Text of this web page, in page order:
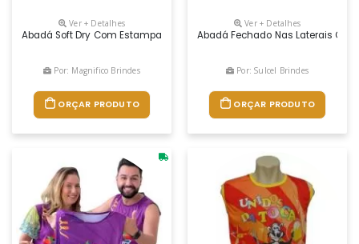
Ver + Detalhes
Abadá Soft Dry Com Estampa Sublimada Impressão Full Em Toda A
Por: Magnifico Brindes
ORÇAR PRODUTO
Ver + Detalhes
Abadá Fechado Nas Laterais
Por: Sulcel Brindes
ORÇAR PRODUTO